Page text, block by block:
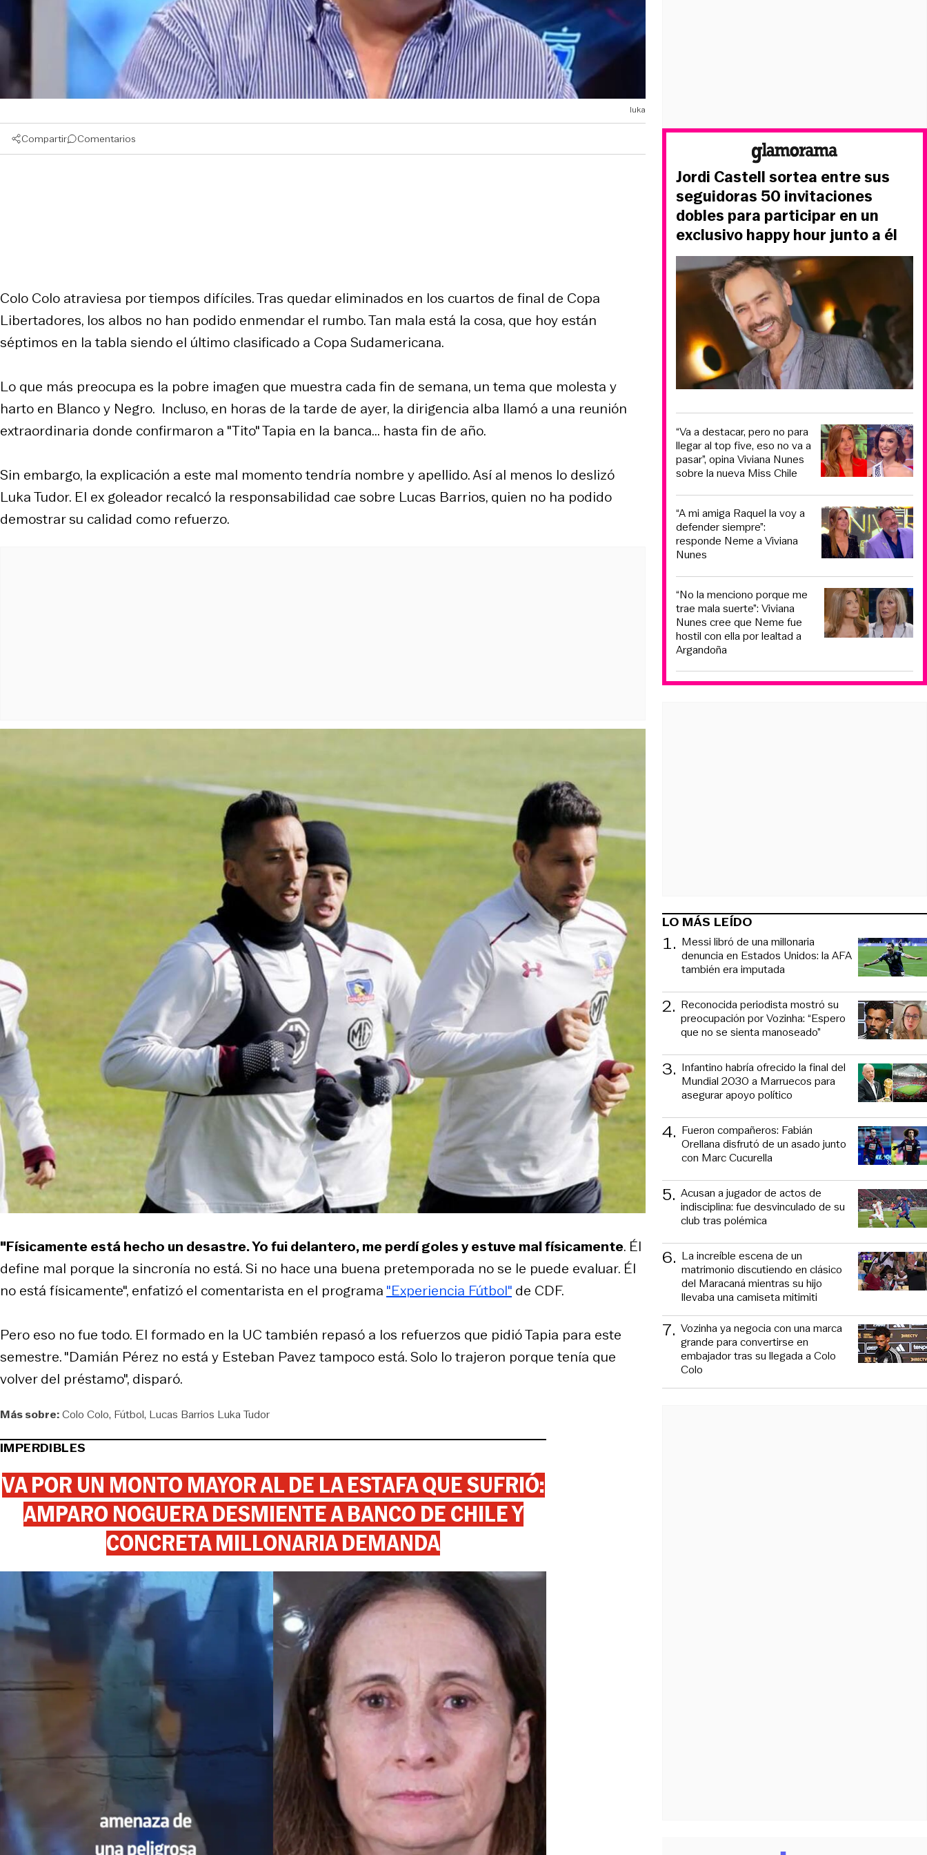
luka
Compartir Comentarios
Colo Colo atraviesa por tiempos difíciles. Tras quedar eliminados en los cuartos de final de Copa
Libertadores, los albos no han podido enmendar el rumbo. Tan mala está la cosa, que hoy están
séptimos en la tabla siendo el último clasificado a Copa Sudamericana.
Lo que más preocupa es la pobre imagen que muestra cada fin de semana, un tema que molesta y
harto en Blanco y Negro. Incluso, en horas de la tarde de ayer, la dirigencia alba llamó a una reunión
extraordinaria donde confirmaron a "Tito" Tapia en la banca... hasta fin de año.
Sin embargo, la explicación a este mal momento tendría nombre y apellido. Así al menos lo deslizó
Luka Tudor. El ex goleador recalcó la responsabilidad cae sobre Lucas Barrios, quien no ha podido
demostrar su calidad como refuerzo.
"Físicamente está hecho un desastre. Yo fui delantero, me perdí goles y estuve mal físicamente. Él
define mal porque la sincronía no está. Si no hace una buena pretemporada no se le puede evaluar. Él
no está físicamente", enfatizó el comentarista en el programa "Experiencia Fútbol" de CDF.
Pero eso no fue todo. El formado en la UC también repasó a los refuerzos que pidió Tapia para este
semestre. "Damián Pérez no está y Esteban Pavez tampoco está. Solo lo trajeron porque tenía que
volver del préstamo", disparó.
Más sobre:Colo Colo Fútbol Lucas Barrios Luka Tudor
IMPERDIBLES
VA POR UN MONTO MAYOR AL DE LA ESTAFA QUE SUFRIÓ:
AMPARO NOGUERA DESMIENTE A BANCO DE CHILE Y
CONCRETA MILLONARIA DEMANDA
Jordi Castell sortea entre sus
seguidoras 50 invitaciones
dobles para participar en un
exclusivo happy hour junto a él
“Va a destacar, pero no para
llegar al top five, eso no va a
pasar”, opina Viviana Nunes
sobre la nueva Miss Chile
“A mi amiga Raquel la voy a
defender siempre”:
responde Neme a Viviana
Nunes
“No la menciono porque me
trae mala suerte”: Viviana
Nunes cree que Neme fue
hostil con ella por lealtad a
Argandoña
LO MÁS LEÍDO
1. Messi libró de una millonaria
denuncia en Estados Unidos: la AFA
también era imputada
2. Reconocida periodista mostró su
preocupación por Vozinha: “Espero
que no se sienta manoseado”
3. Infantino habría ofrecido la final del
Mundial 2030 a Marruecos para
asegurar apoyo político
4. Fueron compañeros: Fabián
Orellana disfrutó de un asado junto
con Marc Cucurella
5. Acusan a jugador de actos de
indisciplina: fue desvinculado de su
club tras polémica
6. La increíble escena de un
matrimonio discutiendo en clásico
del Maracaná mientras su hijo
llevaba una camiseta mitimiti
7. Vozinha ya negocia con una marca
grande para convertirse en
embajador tras su llegada a Colo
Colo